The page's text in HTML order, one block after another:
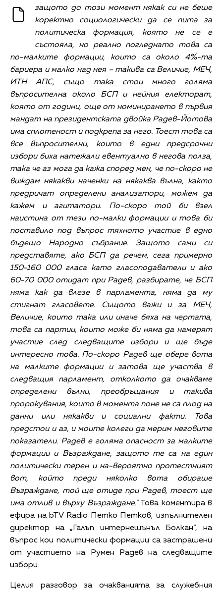
защото до този момент някак си не беше
коректно социологически да се пита за
политическа формация, която не се е
състояла, но реално погледнато това са
по-малките формации, които са около 4%-та
бариера и малко над нея – такива са Величие, МЕЧ,
ИТН АПС, също така стои много голяма
въпросителна около БСП и нейния електорат,
която от години, още от номинирането в първия
мандат на президентската двойка Радев-Йотова
има сплотеност и подкрепа за него. Тоест това са
все въпросителни, които в едни предсрочни
избори биха натежали евентуално в негова полза,
така че аз мога да кажа според мен, че по-скоро не
виждам някакви наченки на някаква вълна, както
предричат определени анализатори, можем да
кажем и агитатори. По-скоро той би взел
наистина от тези по-малки формации и това би
поставило под въпрос тяхното участие в едно
бъдещо Народно събрание. Защото сами си
представяте, ако БСП да речем, сега примерно
150-160 000 гласа като гласоподаватели и ако
60-70 000 отидат при Радев, разбирате, че БСП
няма как да влезе в парламента, няма да му
стигнат гласовете. Същото важи и за МЕЧ,
Величие, които така или иначе бяха на чертата,
това са партии, които може би няма да намерят
участие след следващите избори и ще бъде
интересно това. По-скоро Радев ще обере вота
на малките формации и затова ще участва в
следващия парламент, отколкото да очакваме
определени вълни, преобръщания и такива
пророкувания, които в момента поне не са плод на
данни или някакви и социални факти. Това
предстои и аз, и моите колеги да мерим неговите
показатели. Радев е голяма опасност за малките
формации и Възраждане, защото те са на един
политически терен и на-вероятно протестният
вот, който преди няколко вота обираше
Възраждане, той ще отиде при Радев, тоест ще
има отлив и върху Възраждане."Това коментира в
ефира на bTV Radio Петко Петков, изпълнителен
директор на „Галъп интернешънъл Болкан“, на
въпрос кои политически формации са застрашени
от участието на Румен Радев на следващите
избори.
Целия разговор за очакванията за служебния